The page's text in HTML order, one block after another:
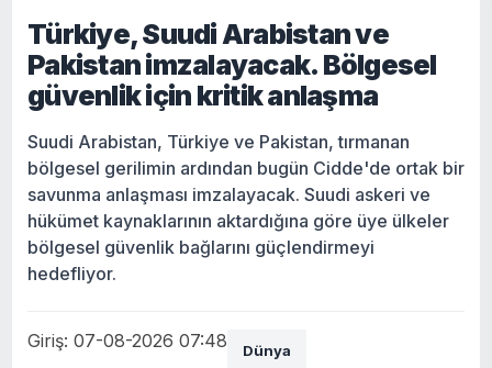
Türkiye, Suudi Arabistan ve
Pakistan imzalayacak. Bölgesel
güvenlik için kritik anlaşma
Suudi Arabistan, Türkiye ve Pakistan, tırmanan
bölgesel gerilimin ardından bugün Cidde'de ortak bir
savunma anlaşması imzalayacak. Suudi askeri ve
hükümet kaynaklarının aktardığına göre üye ülkeler
bölgesel güvenlik bağlarını güçlendirmeyi
hedefliyor.
Giriş: 07-08-2026 07:48 Dünya